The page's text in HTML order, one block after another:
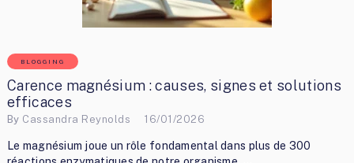
BLOGGING
Carence magnésium : causes, signes et solutions
efficaces
By Cassandra Reynolds 16/01/2026
Le magnésium joue un rôle fondamental dans plus de 300